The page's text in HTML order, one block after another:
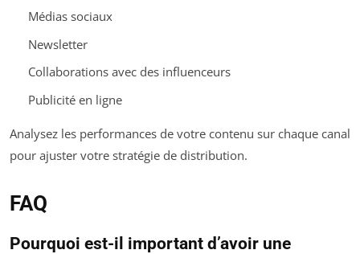
Médias sociaux
Newsletter
Collaborations avec des influenceurs
Publicité en ligne
Analysez les performances de votre contenu sur chaque canal
pour ajuster votre stratégie de distribution.
FAQ
Pourquoi est-il important d’avoir une